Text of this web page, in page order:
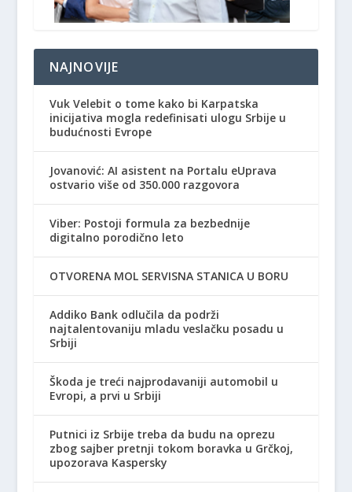
NAJNOVIJE
Vuk Velebit o tome kako bi Karpatska
inicijativa mogla redefinisati ulogu Srbije u
budućnosti Evrope
Jovanović: AI asistent na Portalu eUprava
ostvario više od 350.000 razgovora
Viber: Postoji formula za bezbednije
digitalno porodično leto
OTVORENA MOL SERVISNA STANICA U BORU
Addiko Bank odlučila da podrži
najtalentovaniju mladu veslačku posadu u
Srbiji
Škoda je treći najprodavaniji automobil u
Evropi, a prvi u Srbiji
Putnici iz Srbije treba da budu na oprezu
zbog sajber pretnji tokom boravka u Grčkoj,
upozorava Kaspersky